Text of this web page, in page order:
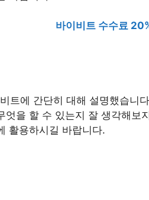
바이비 트 수수료
트에 간단히 대해 설명했습니
엇을 할 수 있는지 잘 생각해보
활용하시길 바랍니다.